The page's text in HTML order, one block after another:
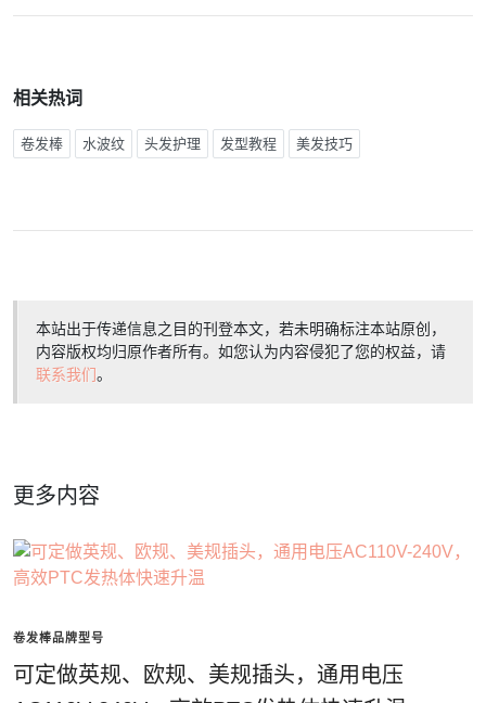
相关热词
卷发棒 水波纹 头发护理 发型教程 美发技巧
本站出于传递信息之目的刊登本文，若未明确标注本站原创，
内容版权均归原作者所有。如您认为内容侵犯了您的权益，请
联系我们。
更多内容
卷发棒品牌型号
可定做英规、欧规、美规插头，通用电压